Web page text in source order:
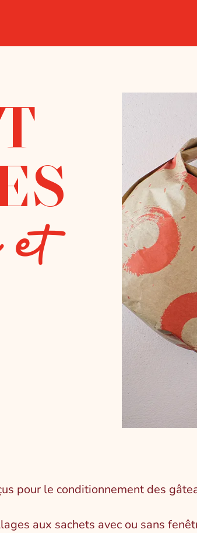
et
pour le conditionnement des
aux sachets avec ou sans